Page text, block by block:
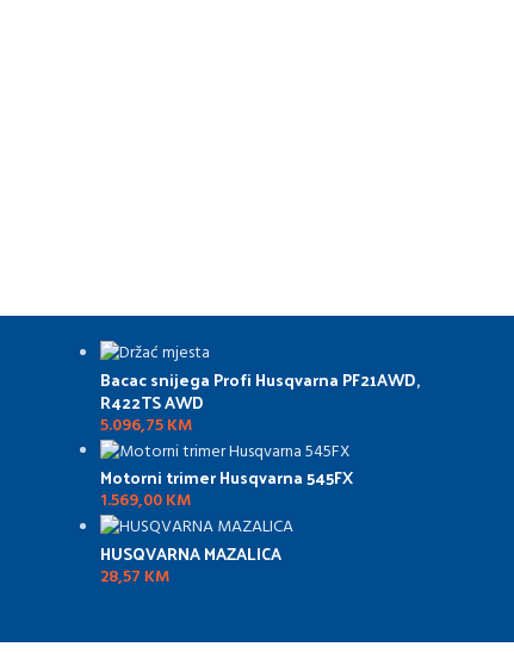
Bacac snijega Profi Husqvarna PF21AWD,
R422TS AWD
5.096,75KM
Motorni trimer Husqvarna 545FX
1.569,00KM
HUSQVARNA MAZALICA
28,57 KM